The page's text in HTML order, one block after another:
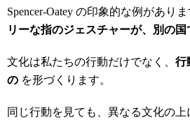
Spencer-Oatey の印象的な例がありま
リーな指のジェスチャーが、別の国
文化は私たちの行動だけでなく、 行
の を形づくります。
同じ行動を見ても、異なる文化の上